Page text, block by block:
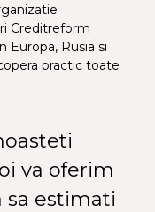
Creditreform
Europa, Rusia si
practic toate
va oferim
sa estimati